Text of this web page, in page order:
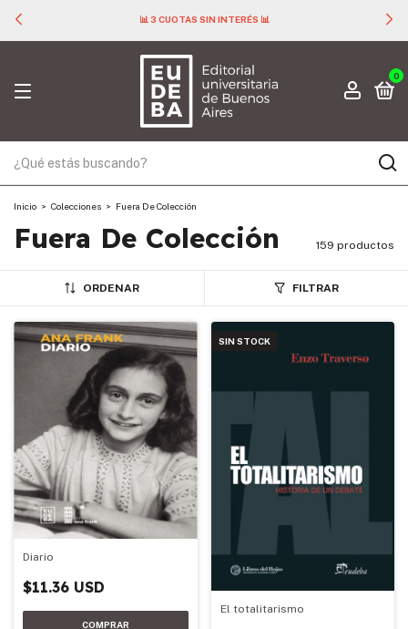
📊 3 CUOTAS SIN INTERÉS 📊
0
Inicio > Colecciones > Fuera De Colección
Fuera De Colección 159 productos
ORDENAR FILTRAR
Diario
$11.36 USD
SIN STOCK
El totalitarismo